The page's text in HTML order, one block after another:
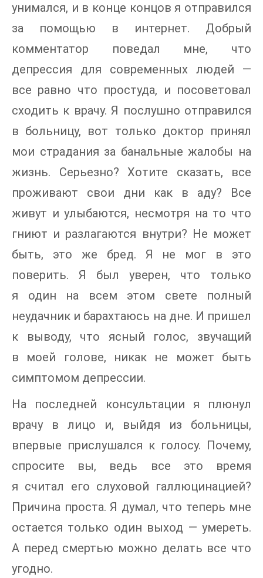
унимался, и в конце концов я отправился
за помощью в интернет. Добрый
комментатор поведал мне, что
депрессия для современных людей —
все равно что простуда, и посоветовал
сходить к врачу. Я послушно отправился
в больницу, вот только доктор принял
мои страдания за банальные жалобы на
жизнь. Серьезно? Хотите сказать, все
проживают свои дни как в аду? Все
живут и улыбаются, несмотря на то что
гниют и разлагаются внутри? Не может
быть, это же бред. Я не мог в это
поверить. Я был уверен, что только
я один на всем этом свете полный
неудачник и барахтаюсь на дне. И пришел
к выводу, что ясный голос, звучащий
в моей голове, никак не может быть
симптомом депрессии.
На последней консультации я плюнул
врачу в лицо и, выйдя из больницы,
впервые прислушался к голосу. Почему,
спросите вы, ведь все это время
я считал его слуховой галлюцинацией?
Причина проста. Я думал, что теперь мне
остается только один выход — умереть.
А перед смертью можно делать все что
угодно.